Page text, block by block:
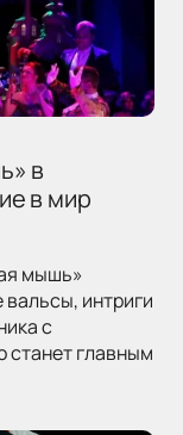
в
в мир
мышь»
интриги
с
станет главным